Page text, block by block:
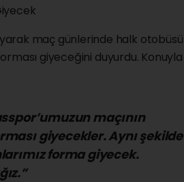
maç günlerinde halk otobüsü
giyeceğini duyurdu. Konuyla
maçının
giyecekler. Aynı şekilde
forma giyecek.